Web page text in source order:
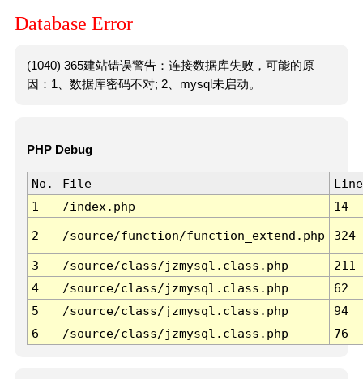
Database Error
(1040) 365建站错误警告：连接数据库失败，可能的原
因：1、数据库密码不对; 2、mysql未启动。
PHP Debug
No. File
Line
1
/index.php 14
2 /source/function/function_extend.php 324
3 /source/class/jzmysql.class.php
211
4
/source/class/jzmysql.class.php
62
5
/source/class/jzmysql.class.php
94
6
/source/class/jzmysql.class.php 76